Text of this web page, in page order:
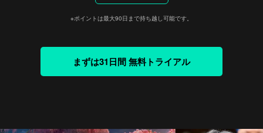
※ポイントは最大90日まで持ち越し可能です。
まずは31日間 無料トライアル